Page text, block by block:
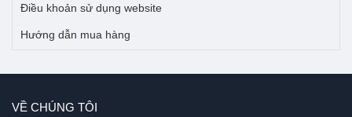
Điều khoản sử dụng website
Hướng dẫn mua hàng
VỀ CHÚNG TÔI